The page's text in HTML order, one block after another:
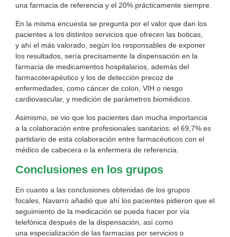
una farmacia de referencia y el 20% prácticamente siempre.
En la misma encuesta se pregunta por el valor que dan los
pacientes a los distintos servicios que ofrecen las boticas,
y ahí el más valorado, según los responsables de exponer
los resultados, sería precisamente la dispensación en la
farmacia de medicamentos hospitalarios, además del
farmacoterapéutico y los de detección precoz de
enfermedades, como cáncer de colon, VIH o riesgo
cardiovascular, y medición de parámetros biomédicos.
Asimismo, se vio que los pacientes dan mucha importancia
a la colaboración entre profesionales sanitarios: el 69,7% es
partidario de esta colaboración entre farmacéuticos con el
médico de cabecera o la enfermera de referencia.
Conclusiones en los grupos
En cuanto a las conclusiones obtenidas de los grupos
focales, Navarro añadió que ahí los pacientes pidieron que el
seguimiento de la medicación se pueda hacer por vía
telefónica después de la dispensación, así como
una especialización de las farmacias por servicios o